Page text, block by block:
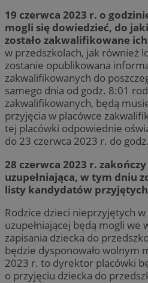
19 czerwca 2023 r. o
mogli się dowiedzieć, do
zostało zakwalifikowane
w przedszkolach, jak również
zostanie opublikowana
zakwalifikowanych do
samego dnia od godz. 8:01
zakwalifikowanych, będą
przyjęcia w placówce
tej placówki odpowiednie
do 23 czerwca 2023 r. do
28 czerwca 2023 r.
uzupełniająca, w tym dniu
listy kandydatów
Rodzice dzieci nieprzyjętych
uzupełniającej będą mogli we
zapisania dziecka do
będzie dysponowało wolnym
2023 r. to dyrektor placówki
o przyjęciu dziecka do